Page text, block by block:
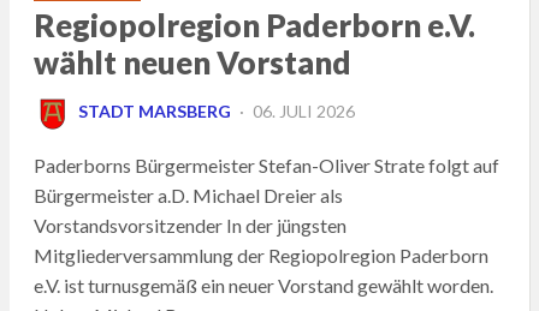
Regiopolregion Paderborn e.V.
wählt neuen Vorstand
STADT MARSBERG
POSTED
06. JULI 2026
Paderborns Bürgermeister Stefan-Oliver Strate folgt auf
Bürgermeister a.D. Michael Dreier als
Vorstandsvorsitzender In der jüngsten
Mitgliederversammlung der Regiopolregion Paderborn
e.V. ist turnusgemäß ein neuer Vorstand gewählt worden.